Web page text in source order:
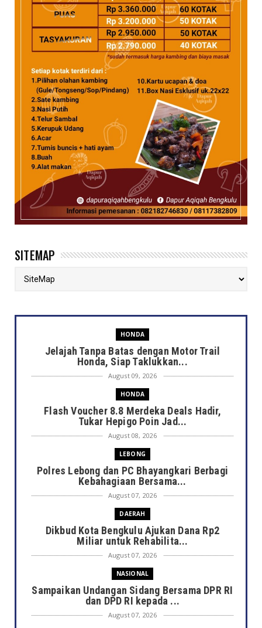
SITEMAP
HONDA
Jelajah Tanpa Batas dengan Motor Trail
Honda, Siap Taklukkan...
August 09, 2026
HONDA
Flash Voucher 8.8 Merdeka Deals Hadir,
Tukar Hepigo Poin Jad...
August 08, 2026
LEBONG
Polres Lebong dan PC Bhayangkari Berbagi
Kebahagiaan Bersama...
August 07, 2026
DAERAH
Dikbud Kota Bengkulu Ajukan Dana Rp2
Miliar untuk Rehabilita...
August 07, 2026
NASIONAL
Sampaikan Undangan Sidang Bersama DPR RI
dan DPD RI kepada ...
August 07, 2026